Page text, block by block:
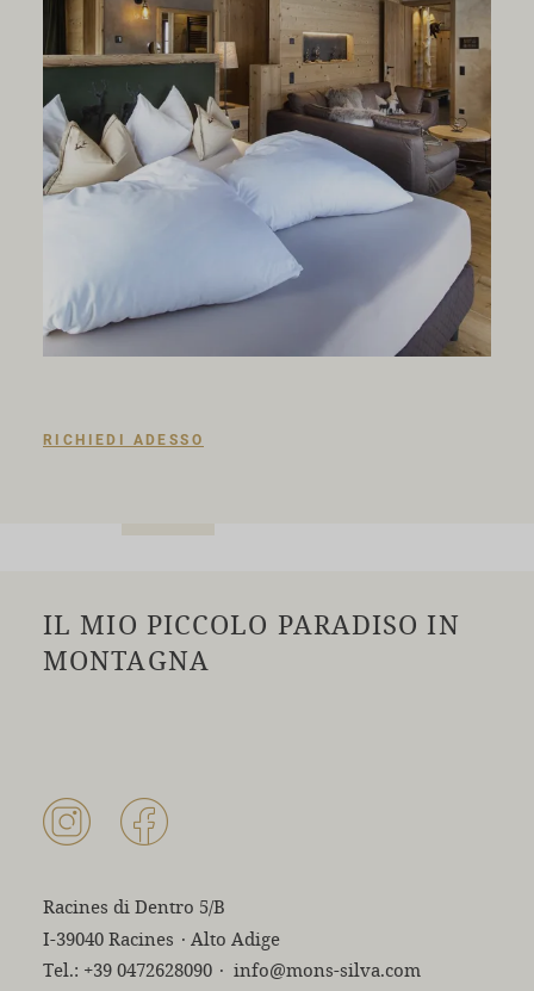
RICHIEDI ADESSO
IL MIO PICCOLO PARADISO IN
MONTAGNA
Racines di Dentro 5/B
I-39040 Racines · Alto Adige
Tel.: +39 0472628090 · info@mons-silva.com